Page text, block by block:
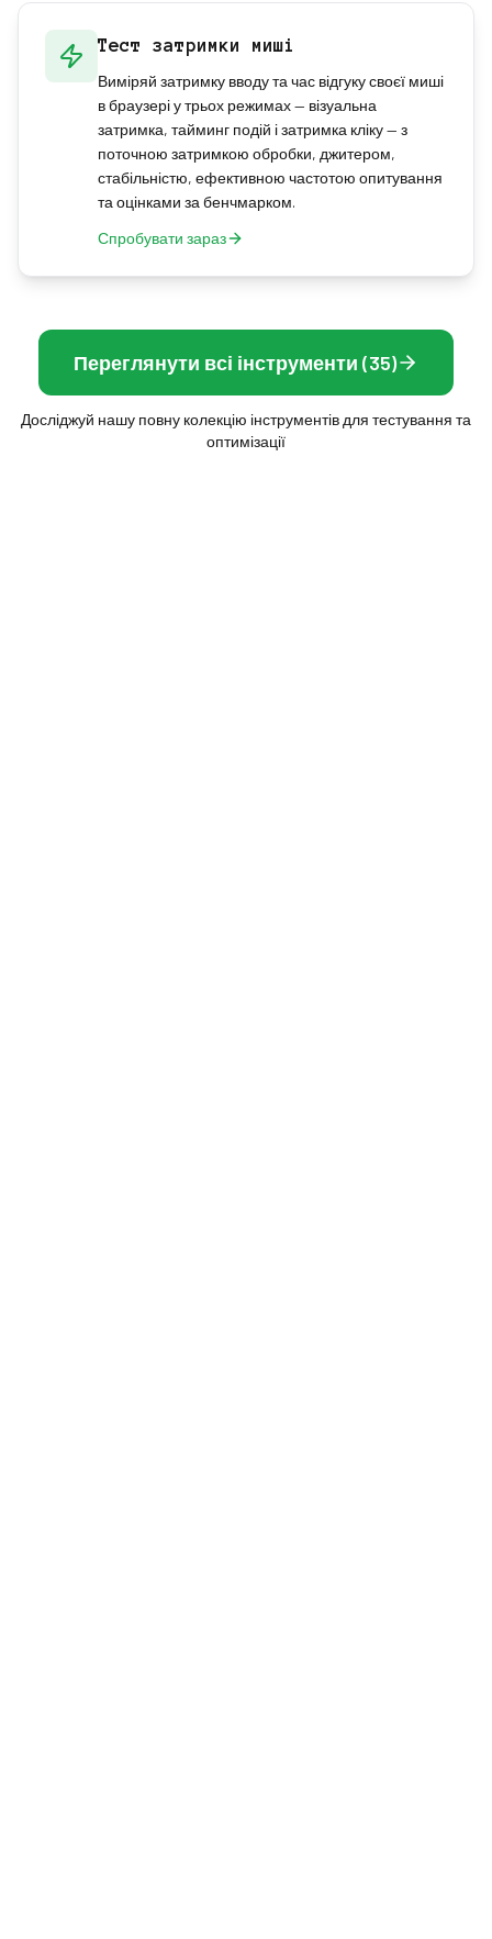
Тест затримки миші
Виміряй затримку вводу та час відгуку своєї миші
в браузері у трьох режимах — візуальна
затримка, тайминг подій і затримка кліку — з
поточною затримкою обробки, джитером,
стабільністю, ефективною частотою опитування
та оцінками за бенчмарком.
Спробувати зараз
Переглянути всі інструменти (35)
Досліджуй нашу повну колекцію інструментів для тестування та
оптимізації